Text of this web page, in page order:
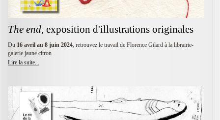
The end, exposition d'illustrations originales
Du 16 avril au 8 juin 2024, retrouvez le travail de Florence Gilard à la librairie-
galerie jaune citron
Lire la suite...